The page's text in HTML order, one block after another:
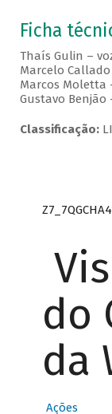
Ficha
Thaís Gulin –
Marcelo
Marcos Moletta
Gustavo Benjão
Classificação:
do
da
Ações